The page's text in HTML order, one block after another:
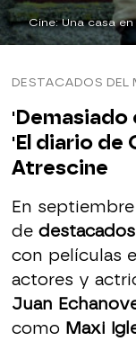
DESTACADOS DEL
'Demasiado
'El diario de
Atrescine
En
de
con películas
actores y
Juan
como Maxi
Cine: Una casa